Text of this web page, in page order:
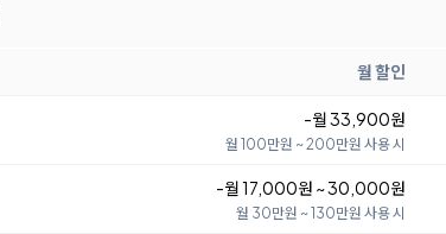
월 할인
-월 33,900원
월 100만원 ~ 200만원 사용 시
-월 17,000원 ~ 30,000원
월 30만원 ~ 130만원 사용 시